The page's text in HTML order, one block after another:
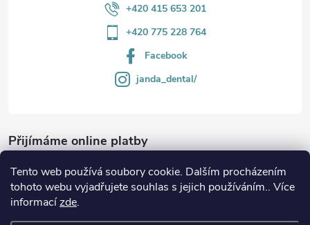
Tento web používá soubory cookie. Dalším procházením
tohoto webu vyjadřujete souhlas s jejich používáním.. Více
informacízde.
+420 415 653 201
+420 775 228 764
Facebook
janda_dental/
Přijímáme online platby